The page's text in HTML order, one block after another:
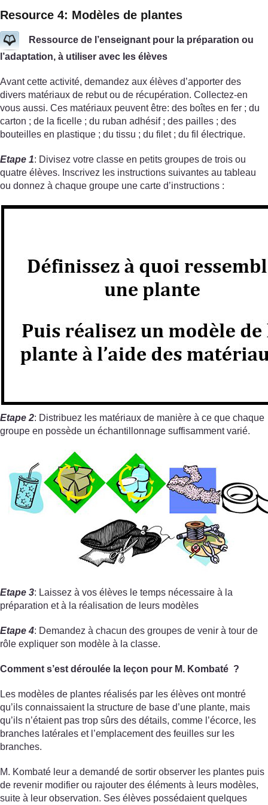
Resource 4: Modèles de plantes
Ressource de l’enseignant pour la préparation ou
l’adaptation, à utiliser avec les élèves
Avant cette activité, demandez aux élèves d’apporter des
divers matériaux de rebut ou de récupération. Collectez-en
vous aussi. Ces matériaux peuvent être: des boîtes en fer ; du
carton ; de la ficelle ; du ruban adhésif ; des pailles ; des
bouteilles en plastique ; du tissu ; du filet ; du fil électrique.
Etape 1: Divisez votre classe en petits groupes de trois ou
quatre élèves. Inscrivez les instructions suivantes au tableau
ou donnez à chaque groupe une carte d’instructions :
Etape 2: Distribuez les matériaux de manière à ce que chaque
groupe en possède un échantillonnage suffisamment varié.
Etape 3: Laissez à vos élèves le temps nécessaire à la
préparation et à la réalisation de leurs modèles
Etape 4: Demandez à chacun des groupes de venir à tour de
rôle expliquer son modèle à la classe.
Comment s’est déroulée la leçon pour M. Kombaté ?
Les modèles de plantes réalisés par les élèves ont montré
qu’ils connaissaient la structure de base d’une plante, mais
qu’ils n’étaient pas trop sûrs des détails, comme l’écorce, les
branches latérales et l’emplacement des feuilles sur les
branches.
M. Kombaté leur a demandé de sortir observer les plantes puis
de revenir modifier ou rajouter des éléments à leurs modèles,
suite à leur observation. Ses élèves possédaient quelques